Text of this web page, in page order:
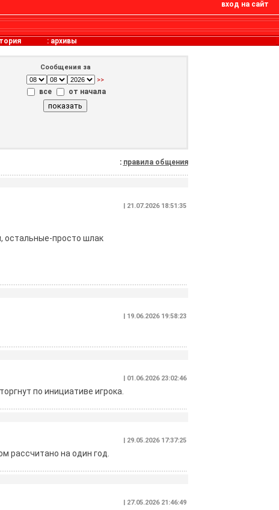
вход на сайт
: архивы
Сообщения за
>>
все от начала
: правила общения
| 21.07.2026 18:51:35
остальные-просто шлак
| 19.06.2026 19:58:23
| 01.06.2026 23:02:46
по инициативе игрока.
| 29.05.2026 17:37:25
рассчитано на один год.
| 27.05.2026 21:46:49